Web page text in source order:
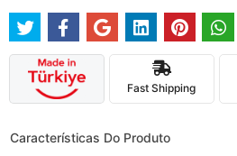
Fast Shipping
Características Do Produto